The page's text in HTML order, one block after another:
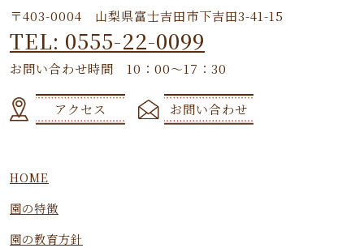
〒403-0004 山梨県富士吉田市下吉田3-41-15
TEL: 0555-22-0099
お問い合わせ時間 10：00～17：30
アクセス お問い合わせ
HOME
園の特徴
園の教育方針